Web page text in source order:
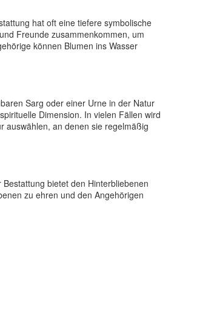
hat oft eine tiefere symbolische
Freunde zusammenkommen, um
können Blumen ins Wasser
Sarg oder einer Urne in der Natur
Dimension. In vielen Fällen wird
auswählen, an denen sie regelmäßig
bietet den Hinterbliebenen
zu ehren und den Angehörigen